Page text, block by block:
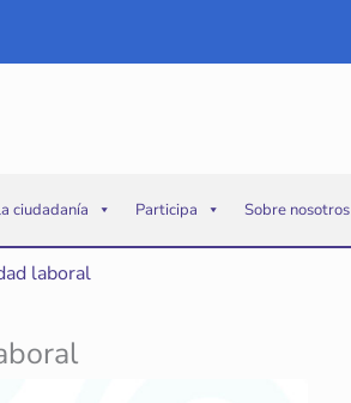
ciudadanía Participa Sobre nosotros
laboral